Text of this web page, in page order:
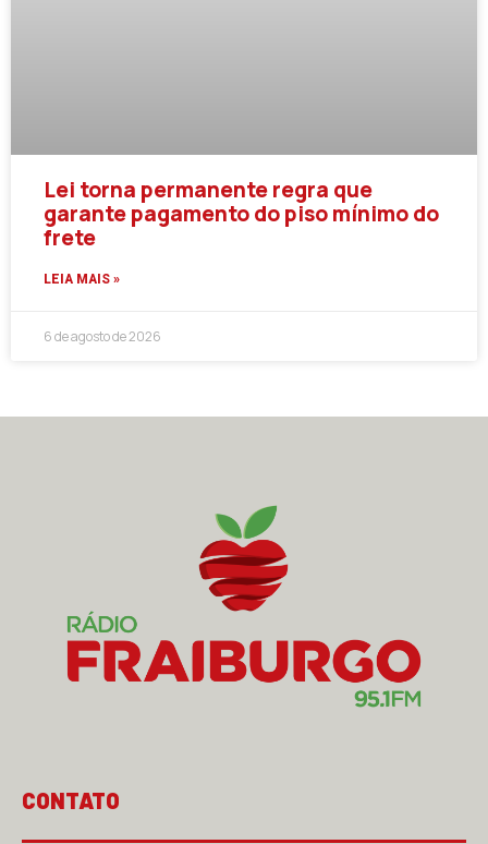
Lei torna permanente regra que
garante pagamento do piso mínimo do
frete
LEIA MAIS »
6 de agosto de 2026
CONTATO